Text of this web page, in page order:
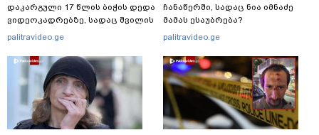
დაკარგული 17 წლის ბიჭის დედა
ვიდეოკადრებზე, სადაც შვილის
განწირული ვედრების ხმა
palitravideo.ge
ჩანაწერში, სადაც ნია იმნაძე
მამას ესაუბრება?
palitravideo.ge